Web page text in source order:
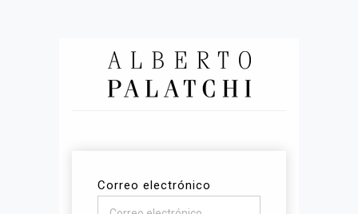
Correo electrónico